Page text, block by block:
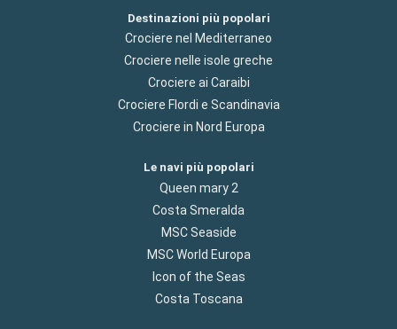
Destinazioni più popolari
Crociere nel Mediterraneo
Crociere nelle isole greche
Crociere ai Caraibi
Crociere Flordi e Scandinavia
Crociere in Nord Europa
Le navi più popolari
Queen mary 2
Costa Smeralda
MSC Seaside
MSC World Europa
Icon of the Seas
Costa Toscana